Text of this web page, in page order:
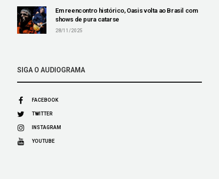
Em reencontro histórico, Oasis volta ao Brasil com
shows de pura catarse
28/11/2025
SIGA O AUDIOGRAMA
FACEBOOK
TWITTER
INSTAGRAM
YOUTUBE